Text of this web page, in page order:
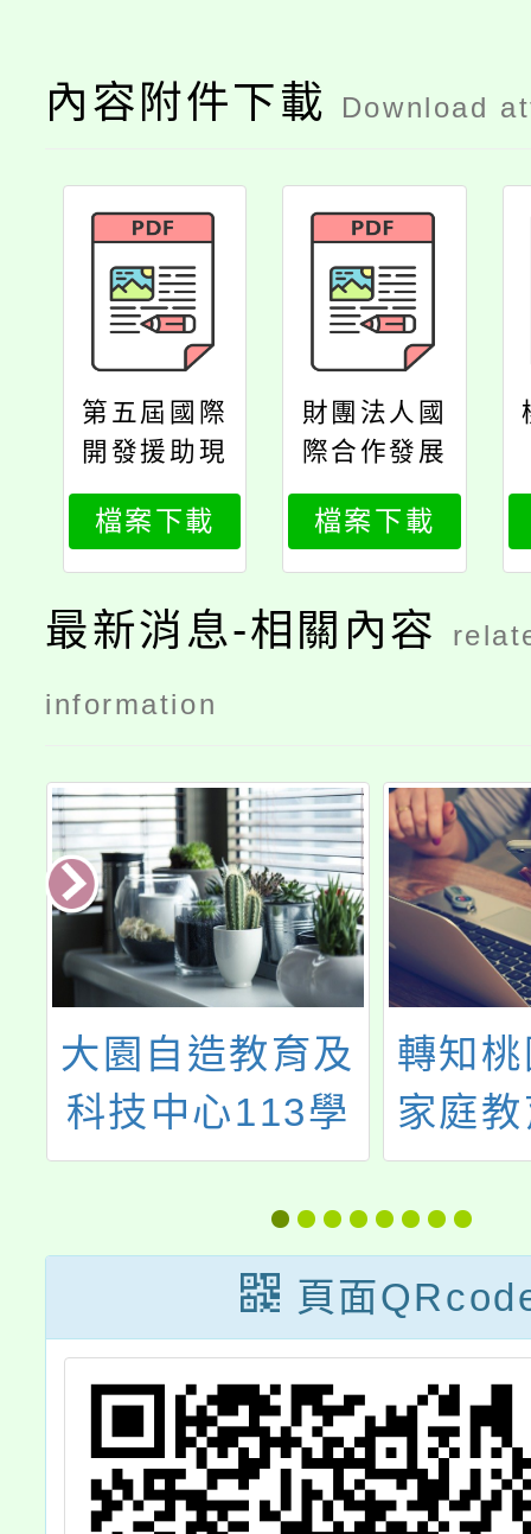
內容附件下載 Download
第五屆國際
開發援助現
場論壇議程
檔案下載
財團法人國
際合作發展
基金會函
檔案下載
最新消息-相關內容
information
大園自造教育及
科技中心113學
年度12月份教師
增能研習
轉知
家庭
理「
庭教
研習計
通系
計畫
教師
頁面